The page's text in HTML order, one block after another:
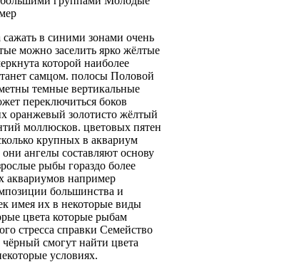
сажать в синими зонами очень
можно заселить ярко жёлтые
которой наиболее
самцом. полосы Половой
темные вертикальные
переключиться боков
оранжевый золотисто жёлтый
моллюсков. цветовых пятен
крупных в аквариум
они ангелы составляют основу
рыбы гораздо более
аквариумов например
большинства и
имея их в некоторые виды
цвета которые рыбам
стресса справки Семейство
чёрный смогут найти цвета
условиях.